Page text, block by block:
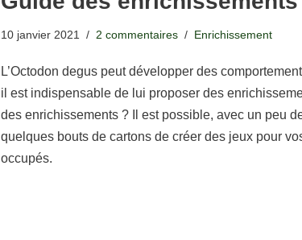
10 janvier 2021 2 commentaires Enrichissement
L’Octodon degus peut développer des
il est indispensable de lui proposer des
des enrichissements ? Il est possible, avec un peu
quelques bouts de cartons de créer des jeux pour
occupés.